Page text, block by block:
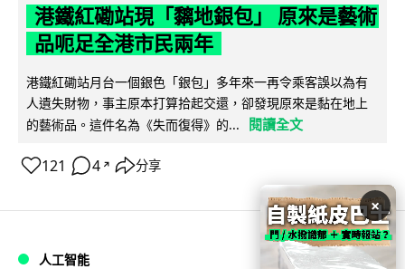
港鐵紅磡站現「黐地銀包」 原來是藝術
品呃足全港市民兩年
港鐵紅磡站月台一個銀色「銀包」多年來一再令乘客誤以為有
人遺失財物，事主原本打算拾起交還，卻發現原來是黏在地上
的藝術品。這件名為《失而復得》的...
閱讀全文
121 4 ↗ 分享
人工智能
×